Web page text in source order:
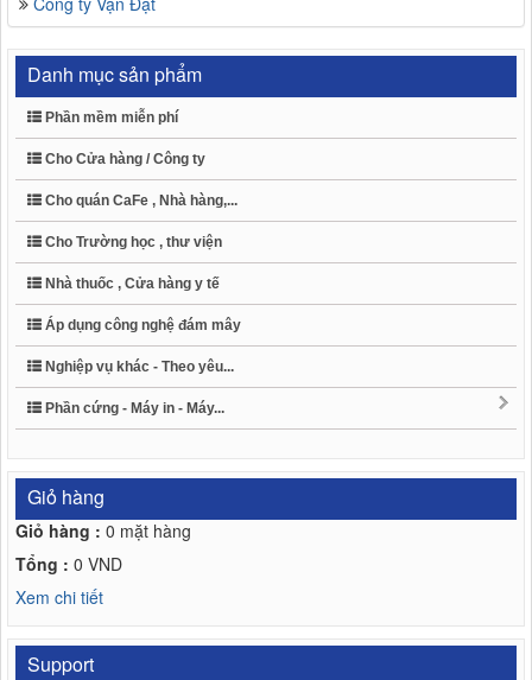
Danh mục sản phẩm
Phần mềm miễn phí
Cho Cửa hàng / Công ty
Cho quán CaFe , Nhà hàng,...
Cho Trường học , thư viện
Nhà thuốc , Cửa hàng y tế
Áp dụng công nghệ đám mây
Nghiệp vụ khác - Theo yêu...
Phần cứng - Máy in - Máy...
Giỏ hàng
Giỏ hàng : 0 mặt hàng
Tổng : 0 VND
Xem chi tiết
Support